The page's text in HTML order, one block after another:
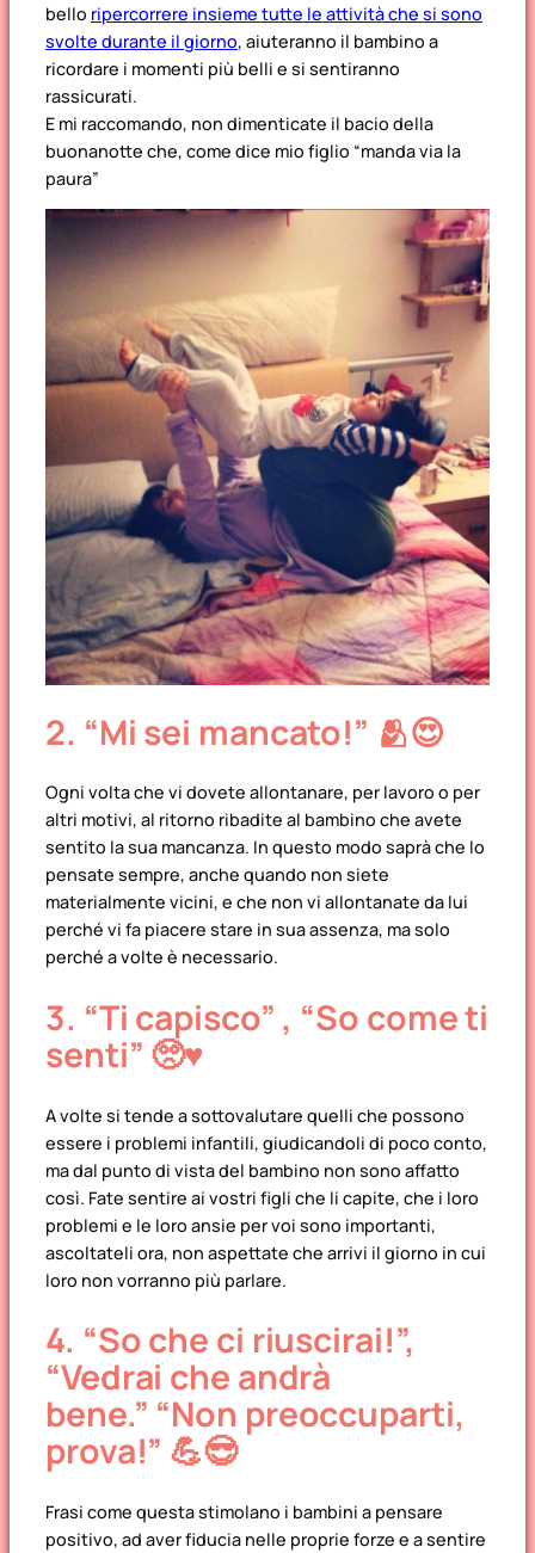
bello ripercorrere insieme tutte le attività che si sono
svolte durante il giorno, aiuteranno il bambino a
ricordare i momenti più belli e si sentiranno
rassicurati.
E mi raccomando, non dimenticate il bacio della
buonanotte che, come dice mio figlio “manda via la
paura”
2. “Mi sei mancato!” 🫂😍
Ogni volta che vi dovete allontanare, per lavoro o per
altri motivi, al ritorno ribadite al bambino che avete
sentito la sua mancanza. In questo modo saprà che lo
pensate sempre, anche quando non siete
materialmente vicini, e che non vi allontanate da lui
perché vi fa piacere stare in sua assenza, ma solo
perché a volte è necessario.
3. “Ti capisco” , “So come ti
senti” 🥺♥️
A volte si tende a sottovalutare quelli che possono
essere i problemi infantili, giudicandoli di poco conto,
ma dal punto di vista del bambino non sono affatto
così. Fate sentire ai vostri figli che li capite, che i loro
problemi e le loro ansie per voi sono importanti,
ascoltateli ora, non aspettate che arrivi il giorno in cui
loro non vorranno più parlare.
4. “So che ci riuscirai!”,
“Vedrai che andrà
bene.” “Non preoccuparti,
prova!” 💪😎
Frasi come questa stimolano i bambini a pensare
positivo, ad aver fiducia nelle proprie forze e a sentire